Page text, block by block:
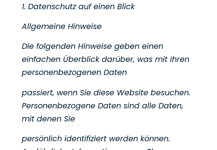
1. Datenschutz auf einen Blick
Allgemeine Hinweise
Die folgenden Hinweise geben einen
einfachen Überblick darüber, was mit Ihren
personenbezogenen Daten
passiert, wenn Sie diese Website besuchen.
Personenbezogene Daten sind alle Daten,
mit denen Sie
persönlich identifiziert werden können.